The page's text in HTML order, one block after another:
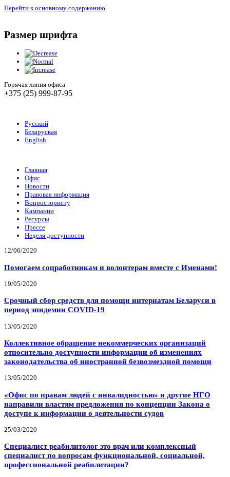
Перейти к основному содержанию
Размер шрифта
Горячая линия офиса
+375 (25) 999-87-95
Русский
Беларуская
English
Главная
Офис
Новости
Правовая информация
Вопрос юристу
Кампании
Ресурсы
Прессе
Неделя доступности
12/06/2020
Помогаем соцработникам и волонтерам вместе с Именами!
19/05/2020
Срочный сбор средств для помощи интернатам Беларуси в
период эпидемии COVID-19
13/05/2020
Коллективное обращение некоммерческих организаций
относительно доступности информации об изменениях
законодательства об иностранной безвозмездной помощи
13/05/2020
«Офис по правам людей с инвалидностью» и другие НГО
направили властям предложения по концепции Закона о
доступе к информации о деятельности судов
25/03/2020
Специалист реабилитолог это врач или комплексный
специалист по вопросам функциональной, социальной,
профессиональной реабилитации?